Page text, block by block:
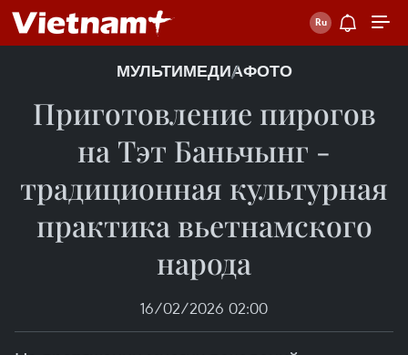
МУЛЬТИМЕДИАФОТО
Приготовление пирогов
на Тэт Баньчынг -
традиционная культурная
практика вьетнамского
народа
16/02/2026 02:00